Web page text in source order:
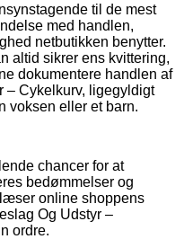
til de mest
med handlen,
netbutikken benytter.
altid sikrer ens kvittering,
dokumentere handlen af
– Cykelkurv, ligegyldigt
voksen eller et barn.
chancer for at
bedømmelser og
online shoppens
Og Udstyr –
ordre.